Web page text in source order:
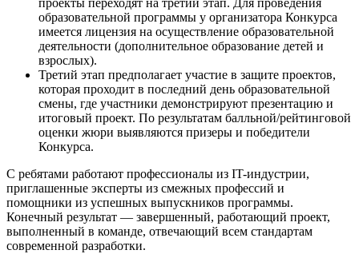
проекты переходят на третий этап. Для проведения
образовательной программы у организатора Конкурса
имеется лицензия на осуществление образовательной
деятельности (дополнительное образование детей и
взрослых).
Третий этап предполагает участие в защите проектов,
которая проходит в последний день образовательной
смены, где участники демонстрируют презентацию и
итоговый проект. По результатам балльной/рейтинговой
оценки жюри выявляются призеры и победители
Конкурса.
С ребятами работают профессионалы из IT-индустрии,
приглашенные эксперты из смежных профессий и
помощники из успешных выпускников программы.
Конечный результат — завершенный, работающий проект,
выполненный в команде, отвечающий всем стандартам
современной разработки.